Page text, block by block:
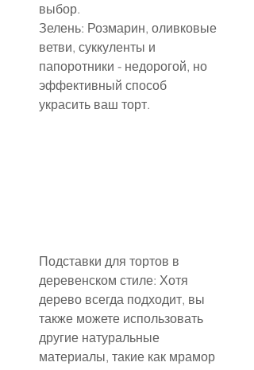
выбор.
Зелень: Розмарин, оливковые
ветви, суккуленты и
папоротники - недорогой, но
эффективный способ
украсить ваш торт.
Подставки для тортов в
деревенском стиле: Хотя
дерево всегда подходит, вы
также можете использовать
другие натуральные
материалы, такие как мрамор